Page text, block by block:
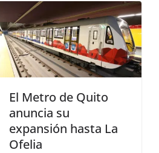
El Metro de Quito
anuncia su
expansión hasta La
Ofelia